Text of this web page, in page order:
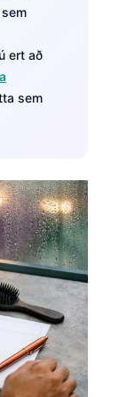
ert að
sem